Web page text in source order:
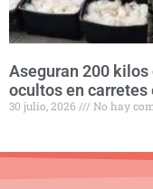
Aseguran 200
ocultos en carretes
30 julio, 2026 No hay